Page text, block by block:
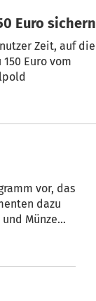
noch die 150 Euro sichern
Zeit, auf die
Euro vom
vor, das
dazu